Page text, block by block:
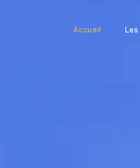
accueil